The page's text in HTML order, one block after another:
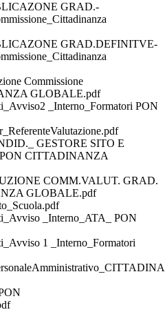
GRAD.-
GRAD.DEFINITVE-
Commissione
GLOBALE.pdf
_Interno_Formatori PON
GESTORE SITO E
CITTADINANZA
COMM.VALUT. GRAD.
GLOBALE.pdf
_Interno_ATA_ PON
1 _Interno_Formatori